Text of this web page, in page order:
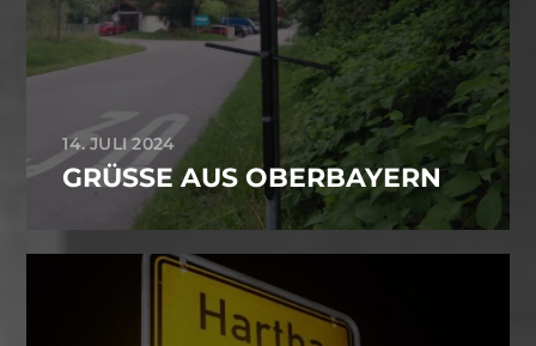
14. JULI 2024
GRÜSSE AUS OBERBAYERN